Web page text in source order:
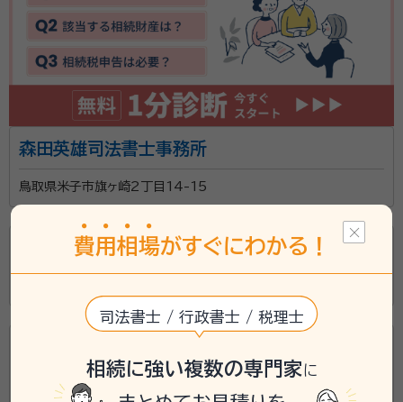
森田英雄司法書士事務所
鳥取県米子市旗ヶ崎2丁目14-15
小林和人司法書士事務所
鳥取県鳥取市片原5丁目127
費用 相場がすぐにわかる！
司法書士 / 行政書士 / 税理士
相続に強い複数の専門家に